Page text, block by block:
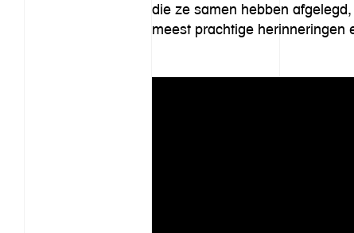
die ze samen hebben
meest prachtige herinneringen